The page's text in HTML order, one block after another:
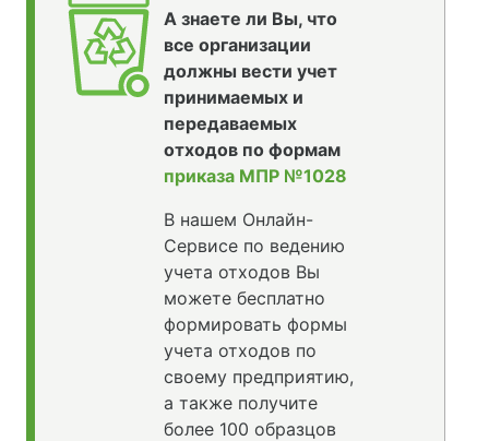
А знаете ли Вы, что
все организации
должны вести учет
принимаемых и
передаваемых
отходов по формам
приказа МПР №1028
В нашем Онлайн-
Сервисе по ведению
учета отходов Вы
можете бесплатно
формировать формы
учета отходов по
своему предприятию,
а также получите
более 100 образцов